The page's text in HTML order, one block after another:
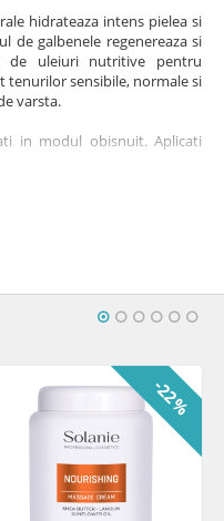
hidrateaza intens pielea si
de galbenele regenereaza si
de uleiuri nutritive pentru
tenurilor sensibile, normale si
varsta.
in modul obisnuit. Aplicati
ulei din germeni de grau,
a fost testat pe animale, e
Isopropyl Myristate,
Oil, Glycine Soja Oil,
deschidere a produsului.
-22%